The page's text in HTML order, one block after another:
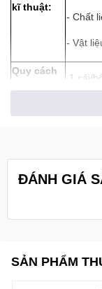
kĩ thuật:
- Chất
- Vật
Quy cách
1 cái/
ĐÁNH GIÁ
SẢN PHẨM